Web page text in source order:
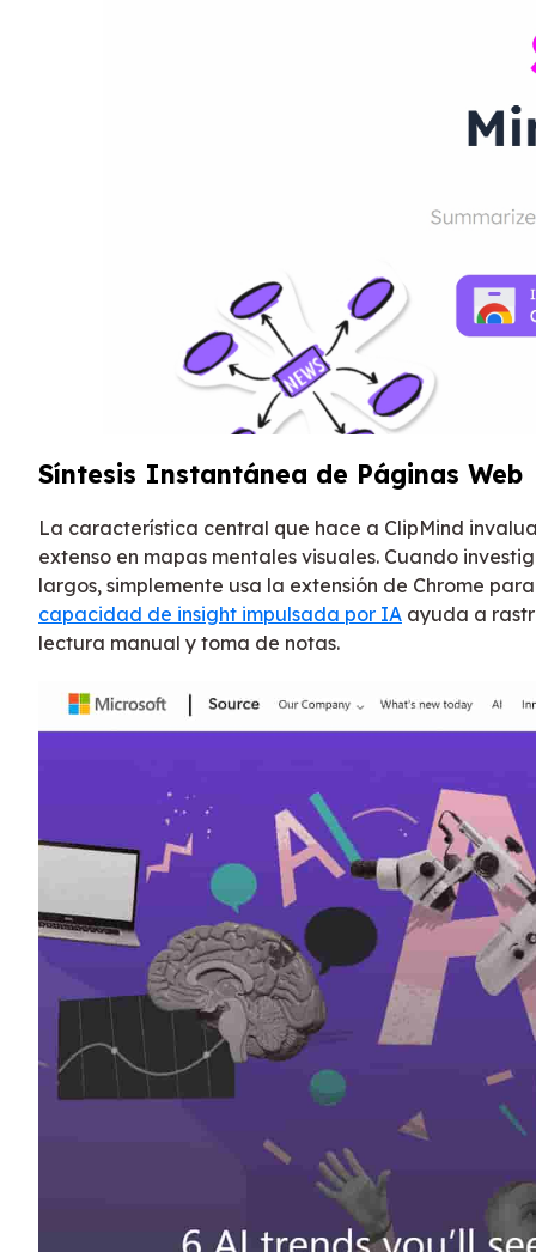
Síntesis Instantánea de Páginas Web
La característica central que hace a ClipMind
extenso en mapas mentales visuales. Cuando
largos, simplemente usa la extensión de Chrome
capacidad de insight impulsada por IA ayuda a
lectura manual y toma de notas.